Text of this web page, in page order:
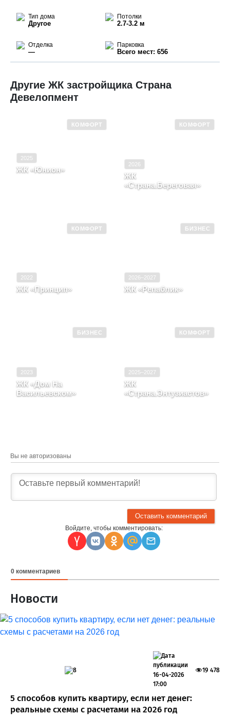
Тип дома
Другое
Потолки
2.7-3.2 м
Отделка
—
Парковка
Всего мест: 656
Другие ЖК застройщика Страна
Девелопмент
КОМФОРТ
2025
ЖК «Юнион»
КОМФОРТ
2026
ЖК
«Страна.Береговая»
КОМФОРТ
2022
ЖК «Принцип»
БИЗНЕС
2026–2027
ЖК «Репаблик»
БИЗНЕС
2023
ЖК «Дом На
Васильевском»
КОМФОРТ
2025–2027
ЖК
«Страна.Энтузиастов»
Вы не авторизованы
Войдите, чтобы комментировать:
0 комментариев
Новости
5 способов купить квартиру, если нет денег:
реальные схемы с расчетами на 2026 год
8 19 478
16-04-2026
17:00